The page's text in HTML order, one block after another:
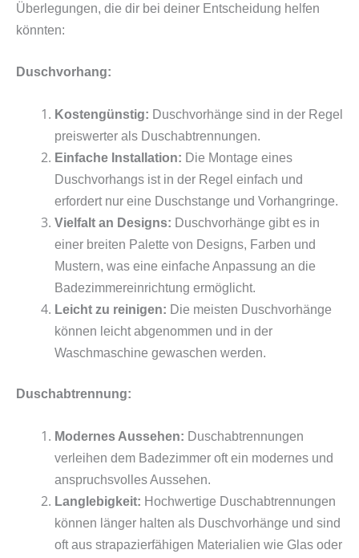
Überlegungen, die dir bei deiner Entscheidung helfen
könnten:
Duschvorhang:
Kostengünstig: Duschvorhänge sind in der Regel
preiswerter als Duschabtrennungen.
Einfache Installation: Die Montage eines
Duschvorhangs ist in der Regel einfach und
erfordert nur eine Duschstange und Vorhangringe.
Vielfalt an Designs: Duschvorhänge gibt es in
einer breiten Palette von Designs, Farben und
Mustern, was eine einfache Anpassung an die
Badezimmereinrichtung ermöglicht.
Leicht zu reinigen: Die meisten Duschvorhänge
können leicht abgenommen und in der
Waschmaschine gewaschen werden.
Duschabtrennung:
Modernes Aussehen: Duschabtrennungen
verleihen dem Badezimmer oft ein modernes und
anspruchsvolles Aussehen.
Langlebigkeit: Hochwertige Duschabtrennungen
können länger halten als Duschvorhänge und sind
oft aus strapazierfähigen Materialien wie Glas oder